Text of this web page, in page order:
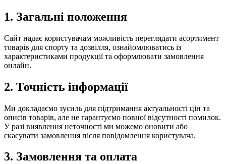
1. Загальні положення
Сайт надає користувачам можливість переглядати асортимент
товарів для спорту та дозвілля, ознайомлюватись із
характеристиками продукції та оформлювати замовлення
онлайн.
2. Точність інформації
Ми докладаємо зусиль для підтримання актуальності цін та
описів товарів, але не гарантуємо повної відсутності помилок.
У разі виявлення неточності ми можемо оновити або
скасувати замовлення після повідомлення користувача.
3. Замовлення та оплата